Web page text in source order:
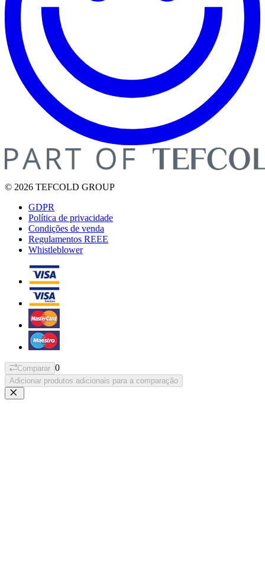
© 2026 TEFCOLD GROUP
GDPR
Política de privacidade
Condições de venda
Regulamentos REEE
Whistleblower
Comparar 0
Adicionar produtos adicionais para a comparação